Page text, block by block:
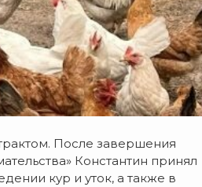
После завершения
Константин принял
кур и уток, а также в